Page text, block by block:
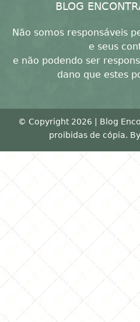
BLOG
Não somos responsáveis
e seus
e não podendo ser
dano que estes
© Copyright 2026 | Blog
proibidas de cópia. By